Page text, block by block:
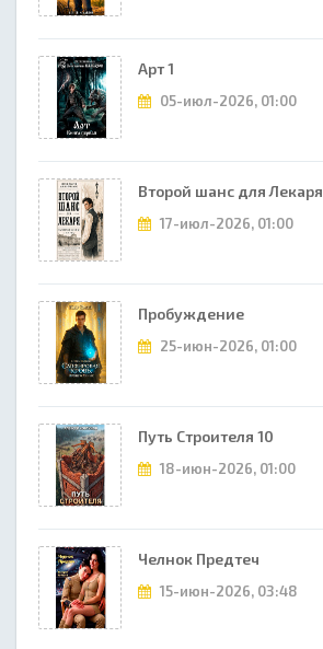
Арт 1
05-июл-2026, 01:00
Второй шанс для Лекаря
17-июл-2026, 01:00
Пробуждение
25-июн-2026, 01:00
Путь Строителя 10
18-июн-2026, 01:00
Челнок Предтеч
15-июн-2026, 03:48